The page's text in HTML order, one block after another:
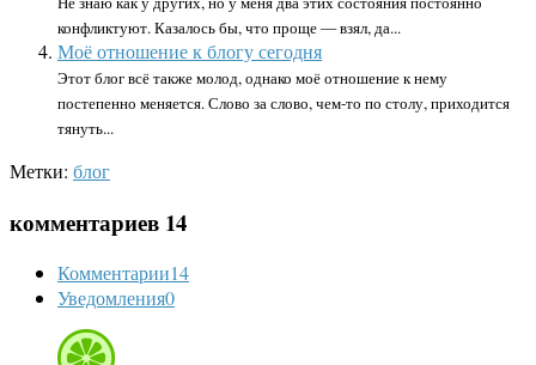
конфликтуют. Казалось бы, что проще — взял, да...
Моё отношение к блогу сегодня
Этот блог всё также молод, однако моё отношение к нему
постепенно меняется. Слово за слово, чем-то по столу, приходится
тянуть...
Метки: блог
комментариев 14
Комментарии14
Уведомления0